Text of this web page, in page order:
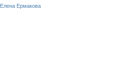
Елена Ермакова